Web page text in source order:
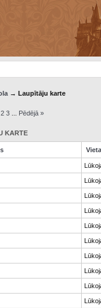
→ Laupītāju karte
2 3... Pēdējā »
KARTE
Vieta